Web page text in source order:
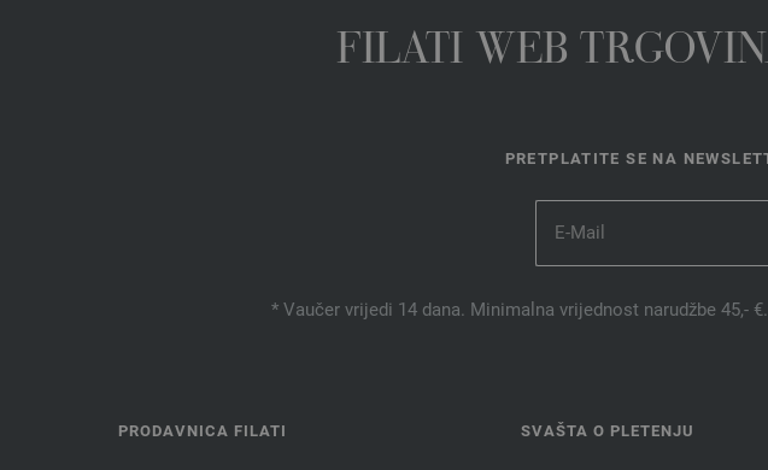
FILATI WEB
PRETPLATITE SE NA
* Vaučer vrijedi 14 dana. Minimalna vrijednost narudžbe 45,-
PRODAVNICA FILATI SVAŠTA O PLETENJU